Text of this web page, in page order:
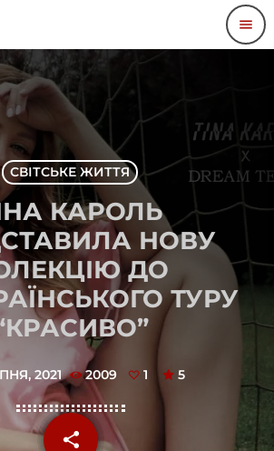
menu
СВІТСЬКЕ ЖИТТЯ
КАРОЛЬ
НОВУ
ДО
ТУРУ
2021 2009 1 5
share
email